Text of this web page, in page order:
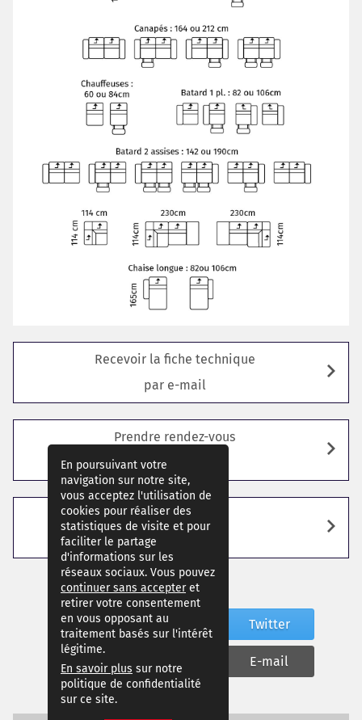
Recevoir la fiche technique
par e-mail
Prendre rendez-vous
avec un conseiller
Poser
une question
Facebook Twitter
WhatsApp E-mail
En poursuivant votre
navigation sur notre site,
vous acceptez l'utilisation de
cookies pour réaliser des
statistiques de visite et pour
faciliter le partage
d'informations sur les
réseaux sociaux. Vous pouvez
continuer sans accepteret
retirer votre consentement
en vous opposant au
traitement basés sur l'intérêt
légitime.
En savoir plus sur notre
politique de confidentialité
sur ce site.